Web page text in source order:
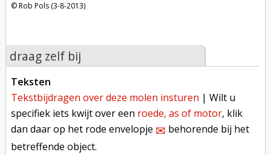
Rob Pols (3-8-2013)
draag zelf bij
teksten
tekstbijdragen over deze molen insturen | Wilt u
specifiek iets kwijt over een roede, as of motor, klik
dan daar op het rode envelopje ✉︎ behorende bij het
betreffende object.